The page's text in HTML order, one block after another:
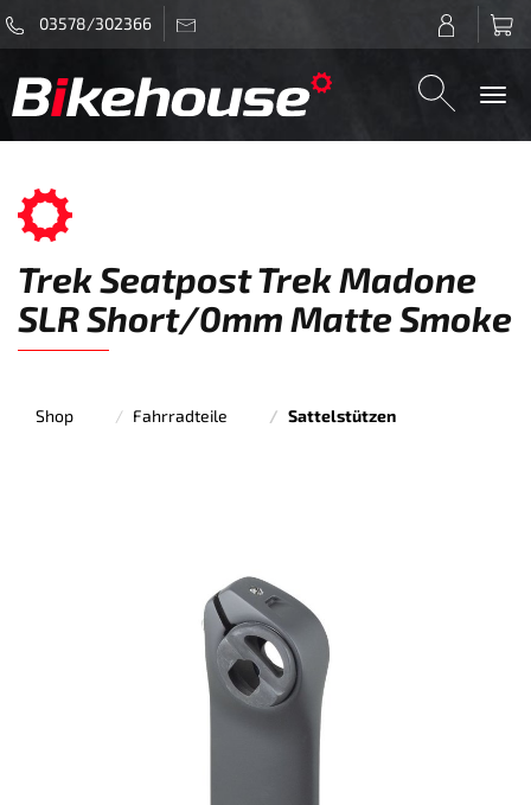
03578/302366
Trek Seatpost Trek Madone
SLR Short/0mm Matte Smoke
Shop Fahrradteile Sattelstützen